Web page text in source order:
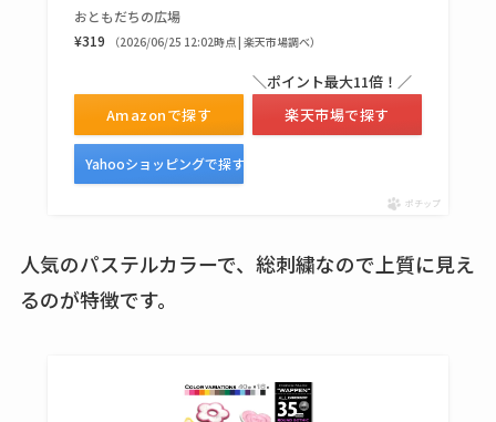
販も調査
karseellはどこで売っ
てる？ロフトやハン
エッセンシャルフラ
など解説
おともだちの広場
¥319
（2026/06/25 12:02時点 | 楽天市場調べ）
Amazonで探す
＼ポイント最大11倍！／
楽天市場で探す
Yahooショッピングで探す
ポチップ
人気のパステルカラーで、総刺繍なので上質に見え
るのが特徴です。